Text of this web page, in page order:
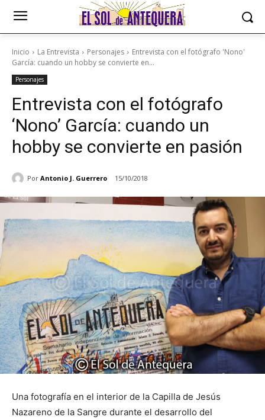
Inicio La Entrevista Personajes
Entrevista con el fotógrafo 'Nono'
García: cuando un hobby se convierte en...
Personajes
Entrevista con el fotógrafo
‘Nono’ García: cuando un
hobby se convierte en pasión
Por Antonio J. Guerrero 15/10/2018
Una fotografía en el interior de la Capilla de Jesús
Nazareno de la Sangre durante el desarrollo del